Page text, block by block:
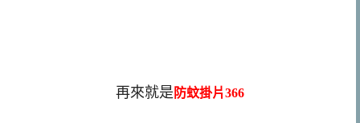
再來就是 防蚊掛片366